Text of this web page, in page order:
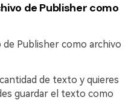
de Publisher como
Publisher como archivo
de texto y quieres
guardar el texto como